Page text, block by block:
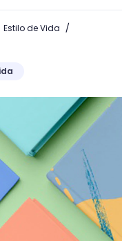
Estilo de Vida /
la portada de un